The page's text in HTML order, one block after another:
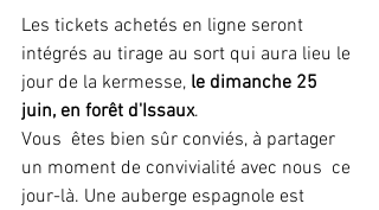
Les tickets achetés en ligne seront
intégrés au tirage au sort qui aura lieu le
jour de la kermesse, le dimanche 25
juin, en forêt d'Issaux.
Vous  êtes bien sûr conviés, à partager
un moment de convivialité avec nous  ce
jour-là. Une auberge espagnole est